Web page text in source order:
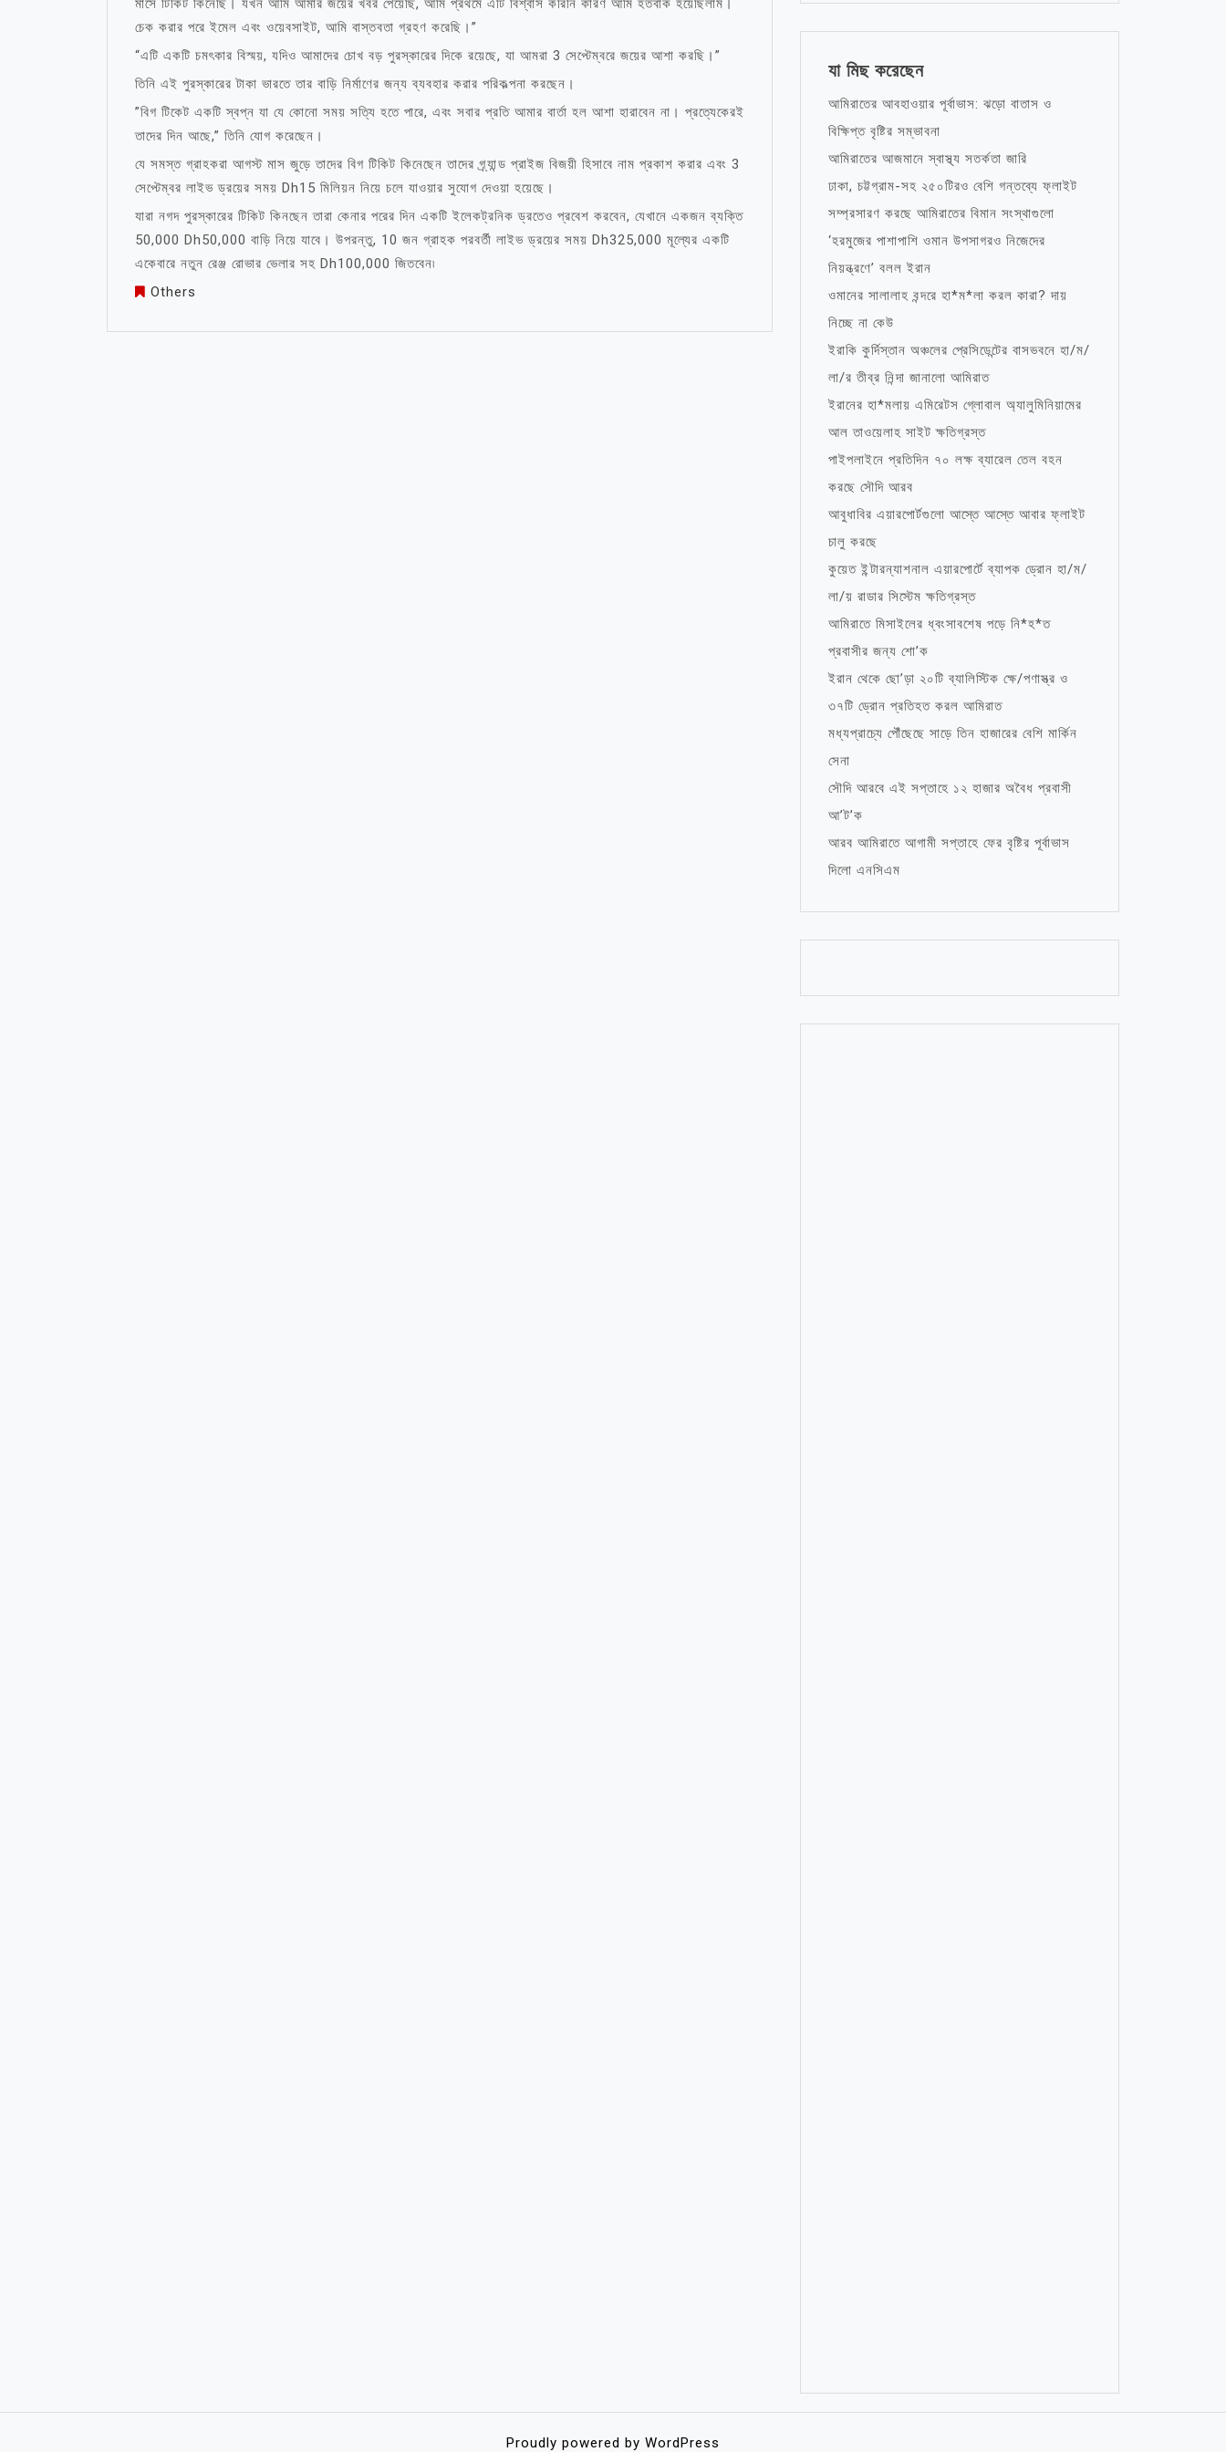
মাসে টিকিট কিনেছি। যখন আমি আমার জয়ের খবর পেয়েছি, আমি প্রথমে এটি বিশ্বাস করিনি কারণ আমি হতবাক হয়েছিলাম।
চেক করার পরে ইমেল এবং ওয়েবসাইট, আমি বাস্তবতা গ্রহণ করেছি।”
“এটি একটি চমৎকার বিস্ময়, যদিও আমাদের চোখ বড় পুরস্কারের দিকে রয়েছে, যা আমরা 3 সেপ্টেম্বরে জয়ের আশা করছি।”
তিনি এই পুরস্কারের টাকা ভারতে তার বাড়ি নির্মাণের জন্য ব্যবহার করার পরিকল্পনা করছেন।
”বিগ টিকেট একটি স্বপ্ন যা যে কোনো সময় সত্যি হতে পারে, এবং সবার প্রতি আমার বার্তা হল আশা হারাবেন না। প্রত্যেকেরই
তাদের দিন আছে,” তিনি যোগ করেছেন।
যে সমস্ত গ্রাহকরা আগস্ট মাস জুড়ে তাদের বিগ টিকিট কিনেছেন তাদের গ্র্যান্ড প্রাইজ বিজয়ী হিসাবে নাম প্রকাশ করার এবং 3
সেপ্টেম্বর লাইভ ড্রয়ের সময় Dh15 মিলিয়ন নিয়ে চলে যাওয়ার সুযোগ দেওয়া হয়েছে।
যারা নগদ পুরস্কারের টিকিট কিনছেন তারা কেনার পরের দিন একটি ইলেকট্রনিক ড্রতেও প্রবেশ করবেন, যেখানে একজন ব্যক্তি
50,000 Dh50,000 বাড়ি নিয়ে যাবে। উপরন্তু, 10 জন গ্রাহক পরবর্তী লাইভ ড্রয়ের সময় Dh325,000 মূল্যের একটি
একেবারে নতুন রেঞ্জ রোভার ভেলার সহ Dh100,000 জিতবেন৷
Others
যা মিছ করেছেন
আমিরাতের আবহাওয়ার পূর্বাভাস: ঝড়ো বাতাস ও
বিক্ষিপ্ত বৃষ্টির সম্ভাবনা
আমিরাতের আজমানে স্বাস্থ্য সতর্কতা জারি
ঢাকা, চট্টগ্রাম-সহ ২৫০টিরও বেশি গন্তব্যে ফ্লাইট
সম্প্রসারণ করছে আমিরাতের বিমান সংস্থাগুলো
‘হরমুজের পাশাপাশি ওমান উপসাগরও নিজেদের
নিয়ন্ত্রণে’ বলল ইরান
ওমানের সালালাহ বন্দরে হা*ম*লা করল কারা? দায়
নিচ্ছে না কেউ
ইরাকি কুর্দিস্তান অঞ্চলের প্রেসিডেন্টের বাসভবনে হা/ম/
লা/র তীব্র নিন্দা জানালো আমিরাত
ইরানের হা*মলায় এমিরেটস গ্লোবাল অ্যালুমিনিয়ামের
আল তাওয়েলাহ সাইট ক্ষতিগ্রস্ত
পাইপলাইনে প্রতিদিন ৭০ লক্ষ ব্যারেল তেল বহন
করছে সৌদি আরব
আবুধাবির এয়ারপোর্টগুলো আস্তে আস্তে আবার ফ্লাইট
চালু করছে
কুয়েত ইন্টারন্যাশনাল এয়ারপোর্টে ব্যাপক ড্রোন হা/ম/
লা/য় রাডার সিস্টেম ক্ষতিগ্রস্ত
আমিরাতে মিসাইলের ধ্বংসাবশেষ পড়ে নি*হ*ত
প্রবাসীর জন্য শো’ক
ইরান থেকে ছো’ড়া ২০টি ব্যালিস্টিক ক্ষে/পণাস্ত্র ও
৩৭টি ড্রোন প্রতিহত করল আমিরাত
মধ্যপ্রাচ্যে পৌঁছেছে সাড়ে তিন হাজারের বেশি মার্কিন
সেনা
সৌদি আরবে এই সপ্তাহে ১২ হাজার অবৈধ প্রবাসী
আ’ট’ক
আরব আমিরাতে আগামী সপ্তাহে ফের বৃষ্টির পূর্বাভাস
দিলো এনসিএম
Proudly powered by WordPress